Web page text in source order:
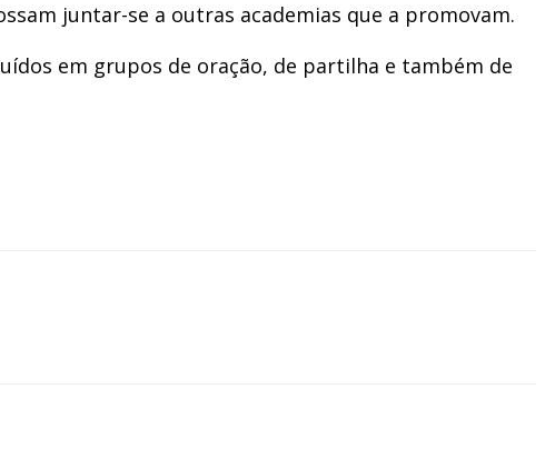
juntar-se a outras academias que a promovam.
em grupos de oração, de partilha e também de